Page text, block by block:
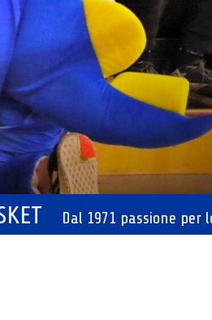
Dal 1971 passione per